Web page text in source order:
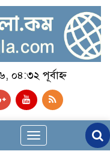
০৪:৩২ পূর্বাহ্ন
Toggle
navigation